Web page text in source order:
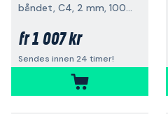
båndet, C4, 2 mm, 1000-pakning
fr1 007 kr
Sendes innen 24 timer!